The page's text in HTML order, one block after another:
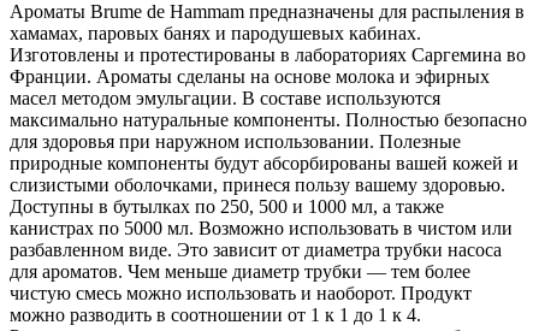
Ароматы Brume de Hammam предназначены для распыления в
хамамах, паровых банях и пародушевых кабинах.
Изготовлены и протестированы в лабораториях Саргемина во
Франции. Ароматы сделаны на основе молока и эфирных
масел методом эмульгации. В составе используются
максимально натуральные компоненты. Полностью безопасно
для здоровья при наружном использовании. Полезные
природные компоненты будут абсорбированы вашей кожей и
слизистыми оболочками, принеся пользу вашему здоровью.
Доступны в бутылках по 250, 500 и 1000 мл, а также
канистрах по 5000 мл. Возможно использовать в чистом или
разбавленном виде. Это зависит от диаметра трубки насоса
для ароматов. Чем меньше диаметр трубки — тем более
чистую смесь можно использовать и наоборот. Продукт
можно разводить в соотношении от 1 к 1 до 1 к 4.